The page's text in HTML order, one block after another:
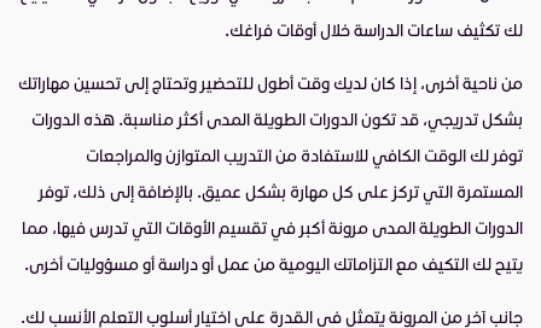
لك تكثيف ساعات الدراسة خلال أوقات فراغك.
من ناحية أخرى، إذا كان لديك وقت أطول للتحضير وتحتاج إلى تحسين مهاراتك
بشكل تدريجي، قد تكون الدورات الطويلة المدى أكثر مناسبة. هذه الدورات
توفر لك الوقت الكافي للاستفادة من التدريب المتوازن والمراجعات
المستمرة التي تركز على كل مهارة بشكل عميق. بالإضافة إلى ذلك، توفر
الدورات الطويلة المدى مرونة أكبر في تقسيم الأوقات التي تدرس فيها، مما
يتيح لك التكيف مع التزاماتك اليومية من عمل أو دراسة أو مسؤوليات أخرى.
جانب آخر من المرونة يتمثل في القدرة على اختيار أسلوب التعلم الأنسب لك.